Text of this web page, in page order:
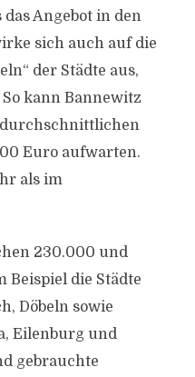
Angebot in den
sich auch auf die
der Städte aus,
kann Bannewitz
durchschnittlichen
Euro aufwarten.
als im
230.000 und
Beispiel die Städte
Döbeln sowie
Eilenburg und
gebrauchte